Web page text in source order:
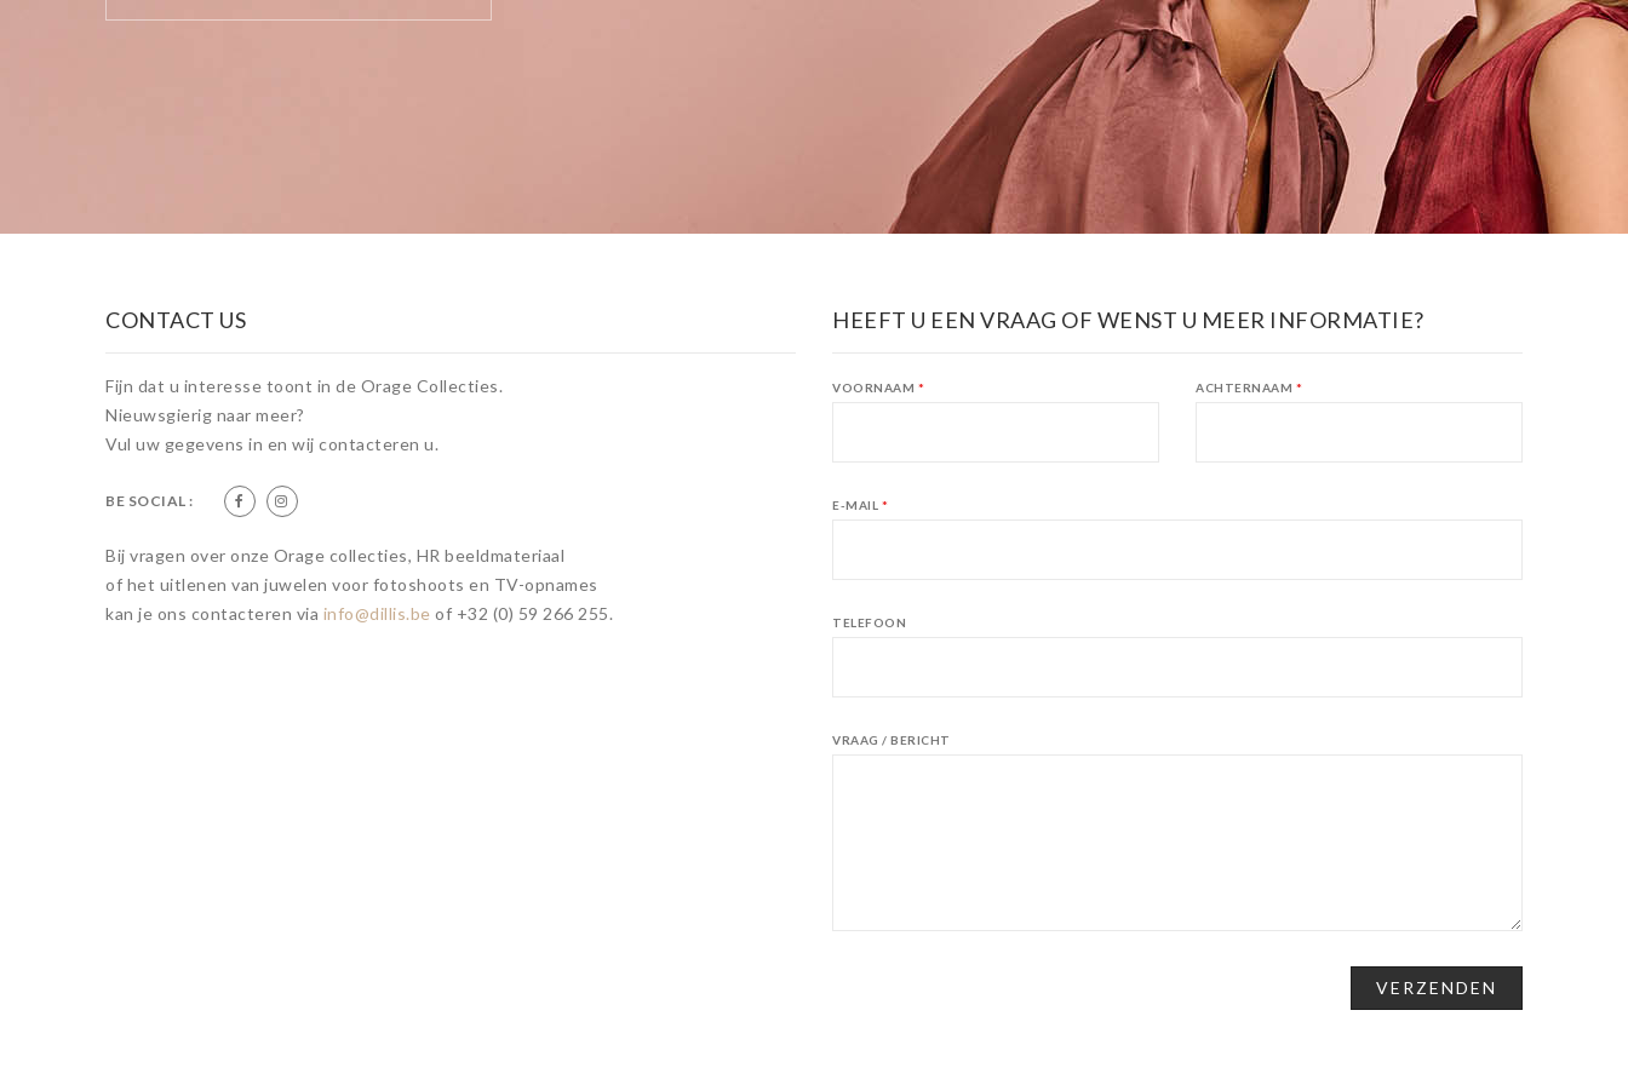
CONTACT US
Fijn dat u interesse toont in de Orage Collecties.
Nieuwsgierig naar meer?
Vul uw gegevens in en wij contacteren u.
BE SOCIAL :
Bij vragen over onze Orage collecties, HR beeldmateriaal
of het uitlenen van juwelen voor fotoshoots en TV-opnames
kan je ons contacteren via info@dillis.be of +32 (0) 59 266 255.
HEEFT U EEN VRAAG OF WENST U MEER INFORMATIE?
VOORNAAM * ACHTERNAAM *
E-MAIL *
TELEFOON
VRAAG / BERICHT